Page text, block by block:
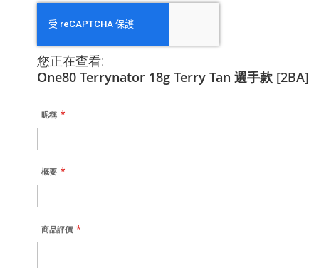
您正在查看:
One80 Terrynator 18g Terry Tan 選手款 [2BA]
昵稱
概要
商品評價